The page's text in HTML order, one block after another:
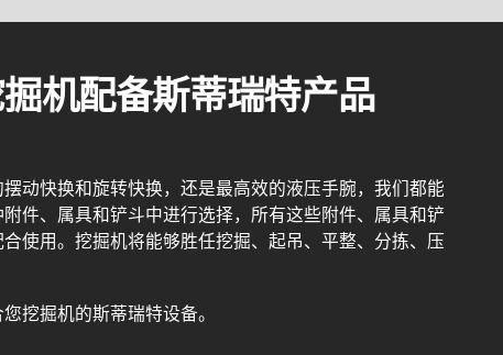
机配备斯蒂瑞特产品
动快换和旋转快换，还是最高效的液压手腕，我们都能
件、属具和铲斗中进行选择，所有这些附件、属具和铲
使用。挖掘机将能够胜任挖掘、起吊、平整、分拣、压
挖掘机的斯蒂瑞特设备。